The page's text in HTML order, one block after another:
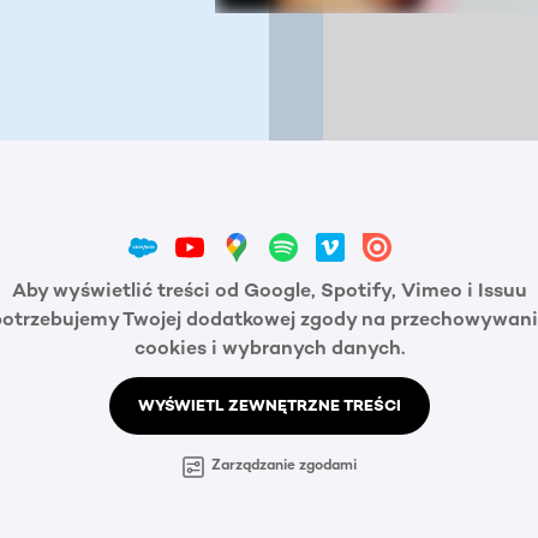
Aby wyświetlić treści od Google, Spotify, Vimeo i Issuu
Twojej dodatkowej zgody na
cookies i wybranych danych.
WYŚWIETL ZEWNĘTRZNE TREŚCI
Zarządzanie zgodami